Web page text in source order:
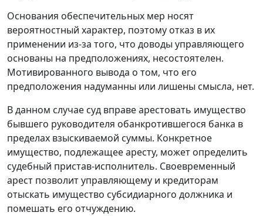
Основания обеспечительных мер носят
вероятностный характер, поэтому отказ в их
применении из-за того, что доводы управляющего
основаны на предположениях, несостоятелен.
Мотивированного вывода о том, что его
предположения надуманны или лишены смысла, нет.
В данном случае суд вправе арестовать имущество
бывшего руководителя обанкротившегося банка в
пределах взыскиваемой суммы. Конкретное
имущество, подлежащее аресту, может определить
судебный пристав-исполнитель. Своевременный
арест позволит управляющему и кредиторам
отыскать имущество субсидиарного должника и
помешать его отчуждению.